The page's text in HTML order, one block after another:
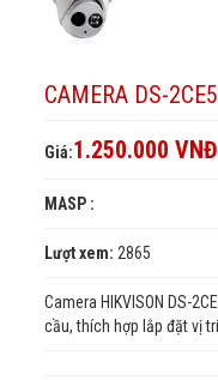
CAMERA DS-
Giá:1.250.000 VNĐ
MASP :
Lượt xem: 2865
Camera HIKVISON DS-
cầu, thích hợp lắp đặt vị